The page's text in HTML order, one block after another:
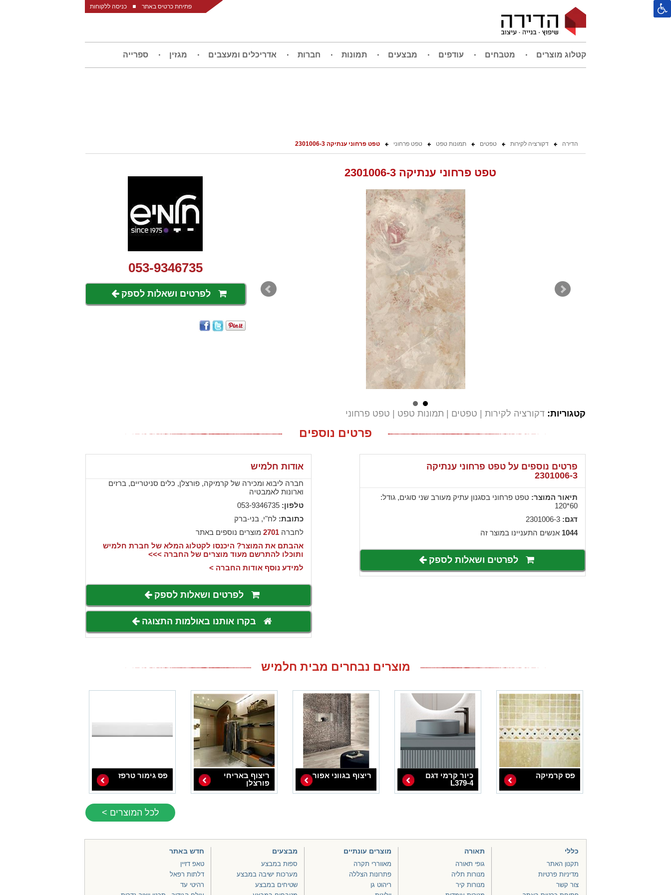
פתיחת כרטיס באתר כניסה ללקוחות
קטלוג מוצרים מטבחים עודפים מבצעים תמונות חברות אדריכלים ומעצבים מגזין ספרייה
הדירה דקורציה לקירות טפטים תמונות טפט טפט פרחוני טפט פרחוני ענתיקה 2301006-3
טפט פרחוני ענתיקה 2301006-3
053-9346735
לפרטים ושאלות לספק
קטגוריות: דקורציה לקירות טפטים תמונות טפט טפט פרחוני
פרטים נוספים
פרטים נוספים על טפט פרחוני ענתיקה
2301006-3
תיאור המוצר: טפט פרחוני בסגנון עתיק מעורב שני סוגים, גודל:
60*120
דגם: 2301006-3
1044 אנשים התעניינו במוצר זה
לפרטים ושאלות לספק
אודות חלמיש
חברה ליבוא ומכירה של קרמיקה, פורצלן, כלים סניטריים, ברזים
וארונות לאמבטיה
טלפון:053-9346735
כתובת:לח"י, בני-ברק
לחברה2701 מוצרים נוספים באתר
אהבתם את המוצר? היכנסו לקטלוג המלא של חברת חלמיש
ותוכלו להתרשם מעוד מוצרים של החברה >>>
למידע נוסף אודות החברה >
לפרטים ושאלות לספק
בקרו אותנו באולמות התצוגה
מוצרים נבחרים מבית חלמיש
פס קרמיקה
כיור קרמי דגם
L379-4
ריצוף בגווני אפור
ריצוף באריחי
פורצלן
פס גימור טרפז
לכל המוצרים >
כללי
תקנון האתר
מדיניות פרטיות
צור קשר
תאורה
גופי תאורה
מנורות תליה
מנורות קיר
מוצרים עונתיים
מאווררי תקרה
פתרונות הצללה
ריהוט גן
מבצעים
ספות במבצע
מערכות ישיבה במבצע
שטיחים במבצע
חדש באתר
טאפ דזיין
דלתות רפאל
רהיטי עד